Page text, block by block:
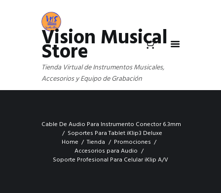
Vision Musical
Store
Tienda Virtual de Instrumentos Musicales,
Accesorios y Equipo de Grabación
Cable De Audio Para Instrumento Conector 6.3mm
Soportes Para Tablet iKlip3 Deluxe
Home
Tienda
Promociones
Accesorios para Audio
Soporte Profesional Para Celular iKlip A/V